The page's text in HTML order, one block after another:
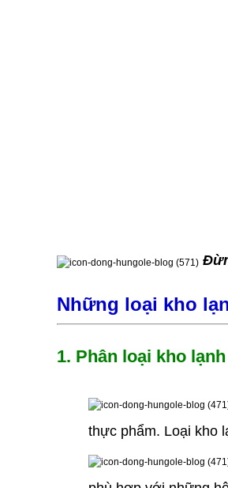
Những loại kho
1. Phân loại kho
thực phẩm. Loại kho